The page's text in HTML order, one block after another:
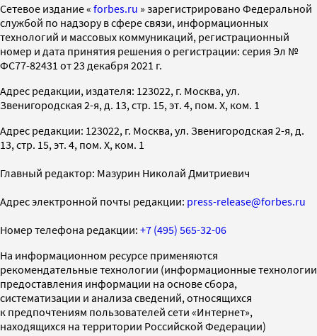
Cетевое издание « forbes.ru » зарегистрировано Федеральной
службой по надзору в сфере связи, информационных
технологий и массовых коммуникаций, регистрационный
номер и дата принятия решения о регистрации: серия Эл №
ФС77-82431 от 23 декабря 2021 г.
Адрес редакции, издателя: 123022, г. Москва, ул.
Звенигородская 2-я, д. 13, стр. 15, эт. 4, пом. X, ком. 1
Адрес редакции: 123022, г. Москва, ул. Звенигородская 2-я, д.
13, стр. 15, эт. 4, пом. X, ком. 1
Главный редактор: Мазурин Николай Дмитриевич
Адрес электронной почты редакции: press-release@forbes.ru
Номер телефона редакции: +7 (495) 565-32-06
На информационном ресурсе применяются
рекомендательные технологии (информационные технологии
предоставления информации на основе сбора,
систематизации и анализа сведений, относящихся
к предпочтениям пользователей сети «Интернет»,
находящихся на территории Российской Федерации)